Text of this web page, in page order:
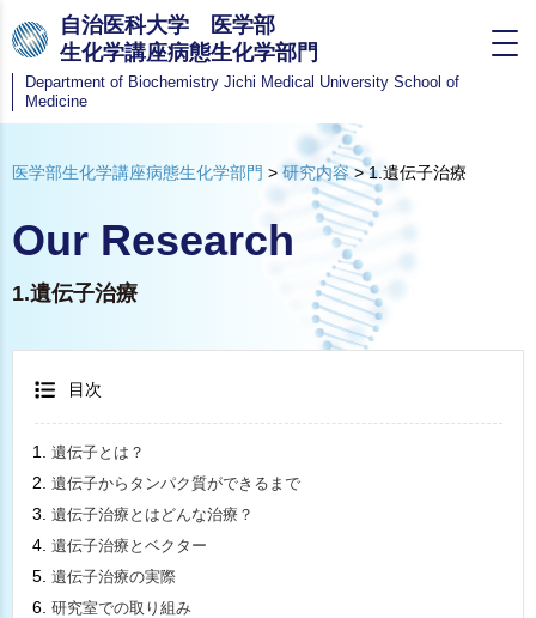
自治医科大学 医学部
生化学講座病態生化学部門
Department of Biochemistry Jichi Medical University School of
Medicine
医学部生化学講座病態生化学部門 > 研究内容>1.遺伝子治療
Our Research
1.遺伝子治療
目次
遺伝子とは？
遺伝子からタンパク質ができるまで
遺伝子治療とはどんな治療？
遺伝子治療とベクター
遺伝子治療の実際
研究室での取り組み